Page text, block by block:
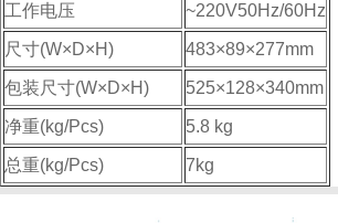
工作电压 ~220V50Hz/60Hz
尺寸(W×D×H) 483×89×277mm
包装尺寸(W×D×H) 525×128×340mm
净重(kg/Pcs) 5.8 kg
总重(kg/Pcs) 7kg